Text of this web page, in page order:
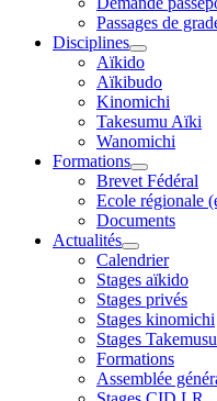
Passages de
Disciplines
Aïkido
Aïkibudo
Kinomichi
Takesumu Aïki
Wanomichi
Formations
Brevet Fédéral
Ecole régionale
Documents
Actualités
Calendrier
Stages aïkido
Stages privés
Stages kinomichi
Stages
Formations
Assemblée